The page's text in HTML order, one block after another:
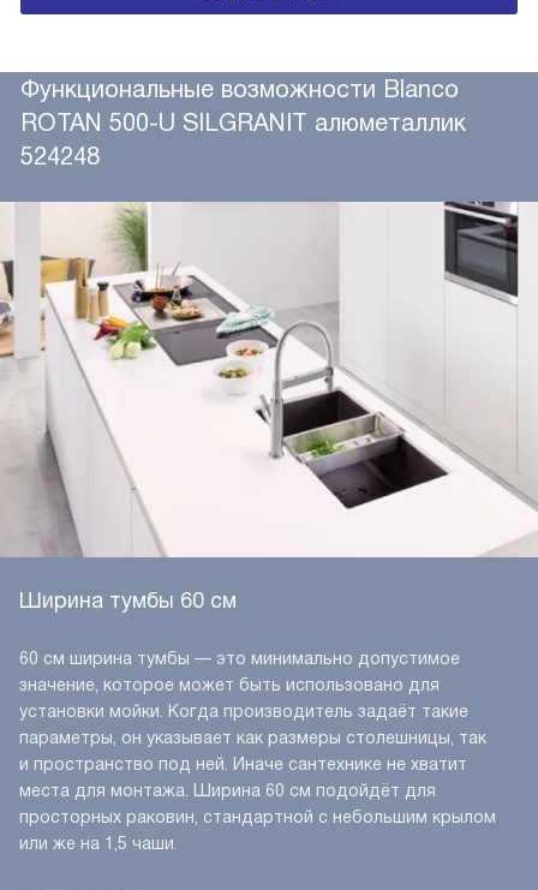
Функциональные возможности Blanco
ROTAN 500-U SILGRANIT алюметаллик
524248
Ширина тумбы 60 см
60 см ширина тумбы — это минимально допустимое
значение, которое может быть использовано для
установки мойки. Когда производитель задаёт такие
параметры, он указывает как размеры столешницы, так
и пространство под ней. Иначе сантехнике не хватит
места для монтажа. Ширина 60 см подойдёт для
просторных раковин, стандартной с небольшим крылом
или же на 1,5 чаши.